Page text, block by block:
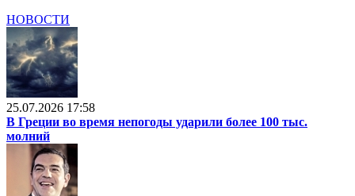
НОВОСТИ
25.07.2026 17:58
В Греции во время непогоды ударили более 100 тыс.
молний